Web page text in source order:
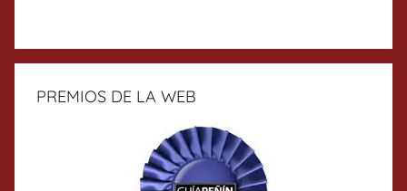
PREMIOS DE LA WEB